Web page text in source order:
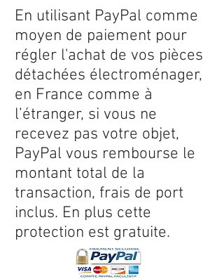
En utilisant PayPal comme
moyen de paiement pour
régler l'achat de vos pièces
détachées électroménager,
en France comme à
l’étranger, si vous ne
recevez pas votre objet,
PayPal vous rembourse le
montant total de la
transaction, frais de port
inclus. En plus cette
protection est gratuite.